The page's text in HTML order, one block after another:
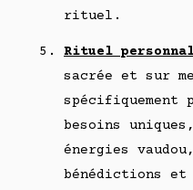
rituel.
Rituel
sacrée et sur
spécifiquement
besoins
énergies
bénédictions